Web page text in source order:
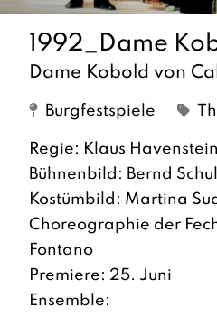
1992_Dame
Dame Kobold von
Burgfestspiele
Regie: Klaus Havenstein
Bühnenbild: Bernd
Kostümbild: Martina
Choreographie der
Fontano
Premiere: 25. Juni
Ensemble: